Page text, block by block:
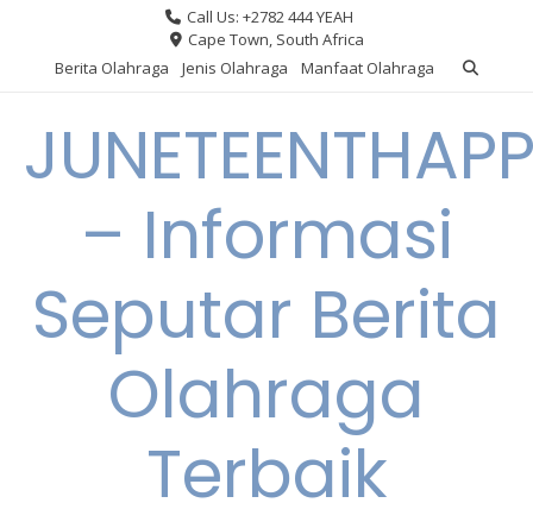
content
Call Us: +2782 444 YEAH
Cape Town, South Africa
Berita Olahraga
Jenis Olahraga Manfaat Olahraga
– Informasi
Seputar Berita
Olahraga
Terbaik